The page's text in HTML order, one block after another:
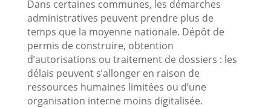
Dans certaines communes, les démarches
administratives peuvent prendre plus de
temps que la moyenne nationale. Dépôt de
permis de construire, obtention
d’autorisations ou traitement de dossiers : les
délais peuvent s’allonger en raison de
ressources humaines limitées ou d’une
organisation interne moins digitalisée.